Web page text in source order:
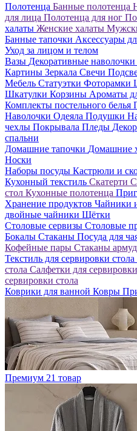
Полотенца Банные полотенца
для лица Полотенца для ног
халаты Женские халаты
Банные тапочки Аксессуары
Уход за лицом и телом
Вазы Декоративные наволочки
Картины Зеркала Свечи
Мебель Статуэтки Фоторамки
Шкатулки Корзины Ароматы
Комплекты постельного белья
Наволочки Одеяла Подушки
чехлы Покрывала Пледы
спальни
Домашние тапочки Домашние
Носки
Наборы посуды Кастрюли и
Кухонный текстиль Скатерти
стол Кухонные полотенца
Хранение продуктов Чайники
двойные чайники Щётки
Столовые сервизы Столовые
Бокалы Стаканы Посуда для
Кофейные пары Стаканы
Текстиль для сервировки стола
стола Салфетки для
сервировки стола
Коврики для ванной Ковры
Премиум 21 товар